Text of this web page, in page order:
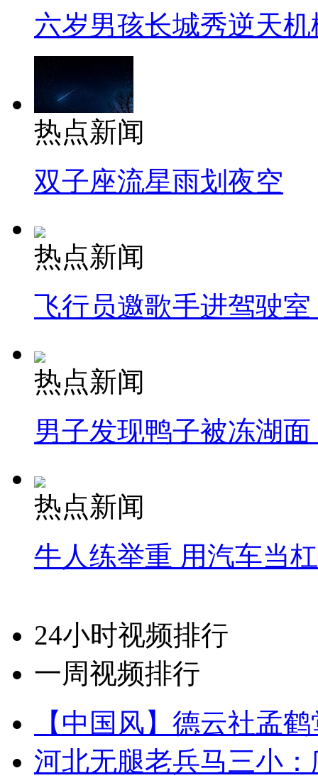
六岁男孩长城秀逆天机
热点新闻
双子座流星雨划夜空
热点新闻
飞行员邀歌手进驾驶
热点新闻
男子发现鸭子被冻湖
热点新闻
牛人练举重 用汽车当
24小时视频排行
一周视频排行
【中国风】德云社孟
河北无腿老兵马三小